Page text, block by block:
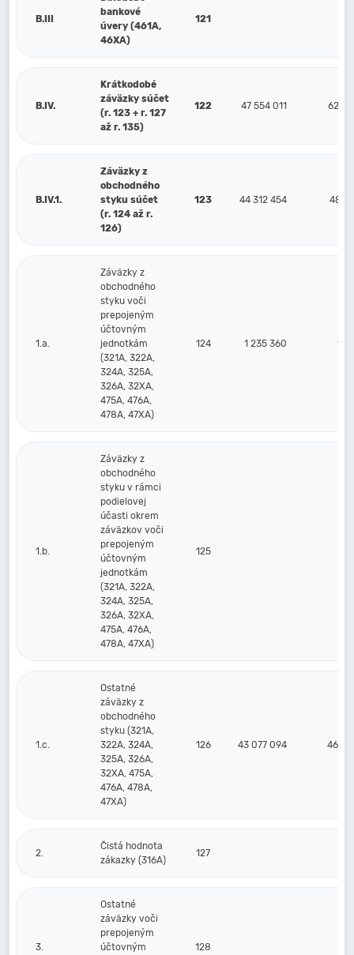
B.III
bankové
úvery (461A,
46XA)
121
B.IV.
Krátkodobé
záväzky súčet
(r. 123 + r. 127
až r. 135)
122 47 554 011 62
B.IV.1.
Záväzky z
obchodného
styku súčet
(r. 124 až r.
126)
123 44 312 454 48
1.a.
Záväzky z
obchodného
styku voči
prepojeným
účtovným
jednotkám
(321A, 322A,
324A, 325A,
326A, 32XA,
475A, 476A,
478A, 47XA)
124 1 235 360 1
1.b.
Záväzky z
obchodného
styku v rámci
podielovej
účasti okrem
záväzkov voči
prepojeným
účtovným
jednotkám
(321A, 322A,
324A, 325A,
326A, 32XA,
475A, 476A,
478A, 47XA)
125
1.c.
Ostatné
záväzky z
obchodného
styku (321A,
322A, 324A,
325A, 326A,
32XA, 475A,
476A, 478A,
47XA)
126 43 077 094 46
2.
Čistá hodnota
zákazky (316A)
127
3.
Ostatné
záväzky voči
prepojeným
účtovným
128